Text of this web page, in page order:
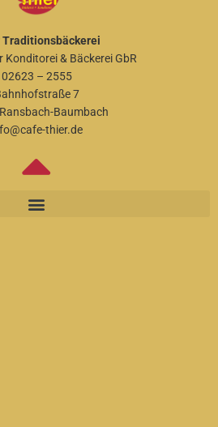
Traditionsbäckerei
Konditorei & Bäckerei GbR
02623 – 2555
7
Baumbach
thier.de